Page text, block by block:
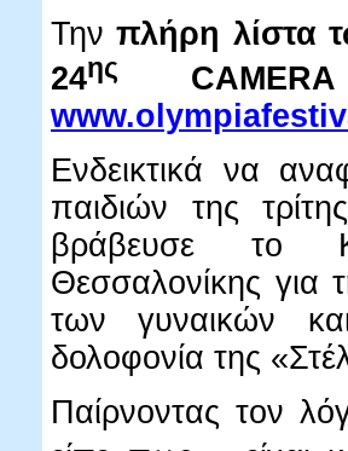
Τηνπλήρη λίστα
24ης
CAMERA
Ενδεικτικά να
παιδιών της
βράβευσε το
Θεσσαλονίκης για
των γυναικών
δολοφονία της
Παίρνοντας τον